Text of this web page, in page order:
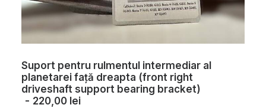
Suport pentru rulmentul intermediar al
planetarei față dreapta (front right
driveshaft support bearing bracket)
220,00 lei